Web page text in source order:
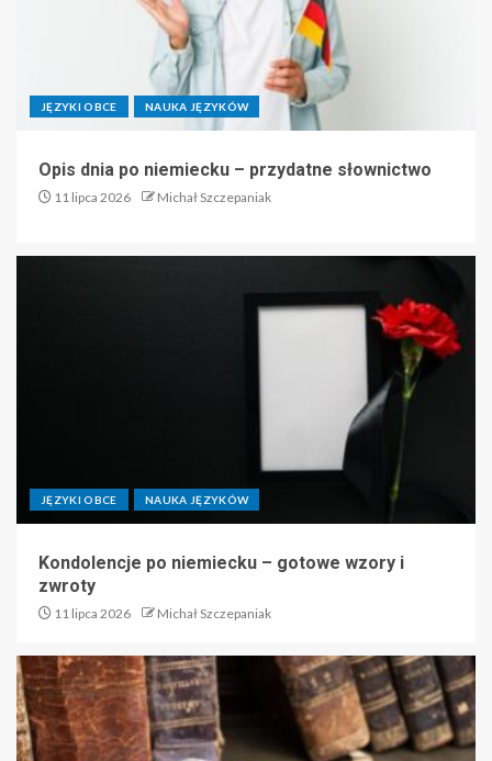
JĘZYKI OBCE NAUKA JĘZYKÓW
Opis dnia po niemiecku – przydatne słownictwo
11 lipca 2026 Michał Szczepaniak
JĘZYKI OBCE NAUKA JĘZYKÓW
Kondolencje po niemiecku – gotowe wzory i
zwroty
11 lipca 2026 Michał Szczepaniak